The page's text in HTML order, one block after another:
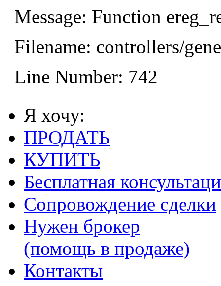
Message: Function
Filename: controllers/
Line Number: 742
Я хочу:
ПРОДАТЬ
КУПИТЬ
Бесплатная
Сопровождение сделки
Нужен брокер
(помощь в продаже)
Контакты